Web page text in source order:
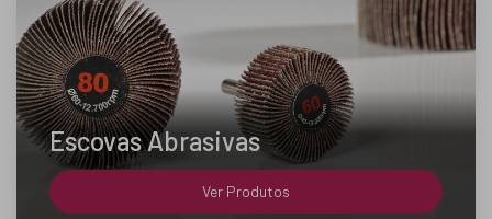
Escovas Abrasivas
Ver Produtos